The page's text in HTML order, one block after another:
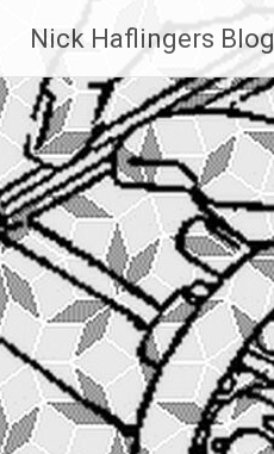
Inhalt
springen
Nick Haflingers Blog